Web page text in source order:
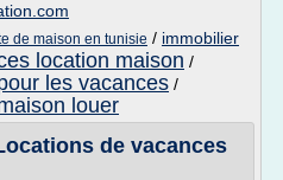
de maison en tunisie / immobilier
location maison /
les vacances /
louer
de vacances